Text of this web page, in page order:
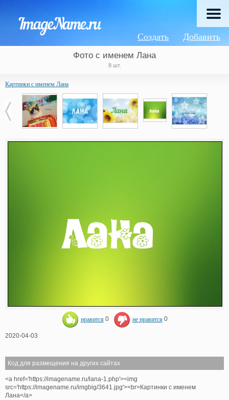
Добавить
Создать
Фото с именем Лана
8 шт.
Картинки с именем Лана
нравится 0 не нравится 0
2020-04-03
Код для размещения на других сайтах
<a href='https://imagename.ru/lana-1.php'><img
src='https://imagename.ru/imgbig/3641.jpg'><br>Картинки с именем
Лана</a>